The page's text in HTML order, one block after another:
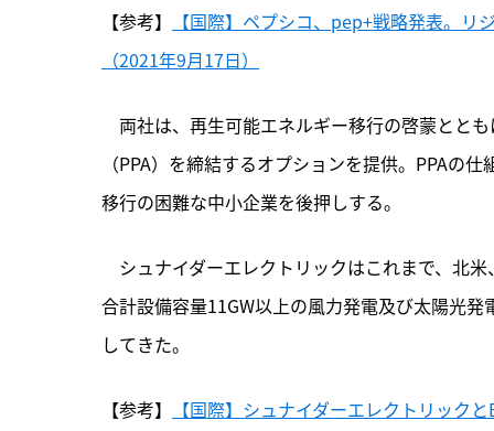
【参考】
【国際】ペプシコ、pep+戦略発表。
（2021年9月17日）
両社は、再生可能エネルギー移行の啓蒙とと
（PPA）を締結するオプションを提供。PPAの
移行の困難な中小企業を後押しする。
シュナイダーエレクトリックはこれまで、北
合計設備容量11GW以上の風力発電及び太陽光
してきた。
【参考】
【国際】シュナイダーエレクトリック